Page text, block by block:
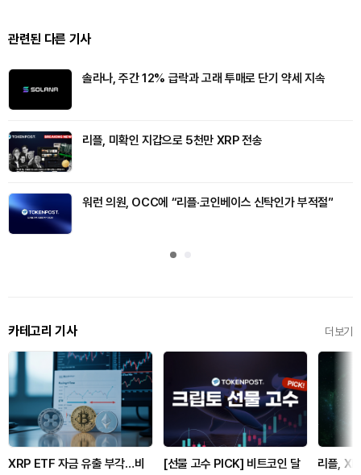
관련된 다른 기사
솔라나, 주간 12% 급락과 고래 투매로 단기 약세 지속
리플, 미확인 지갑으로 5천만 XRP 전송
워런 의원, OCC에 “리플·코인베이스 신탁인가 부적절”
카테고리 기사 더보기
XRP ETF 자금 유출 부각…비
[선물 고수 PICK] 비트코인 달
리플,